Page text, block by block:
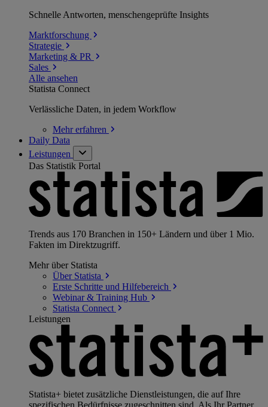
Schnelle Antworten, menschengeprüfte Insights
Marktforschung
Strategie
Marketing & PR
Sales
Alle ansehen
Statista Connect
Verlässliche Daten, in jedem Workflow
Mehrerfahren
Daily Data
Leistungen
Das Statistik Portal
Trends aus 170 Branchen in 150+ Ländern und über 1 Mio.
Fakten im Direktzugriff.
Mehr über Statista
Über Statista
Erste Schritte und Hilfebereich
Webinar & Training Hub
Statista Connect
Leistungen
Statista+ bietet zusätzliche Dienstleistungen, die auf Ihre
spezifischen Bedürfnisse zugeschnitten sind. Als Ihr Partner